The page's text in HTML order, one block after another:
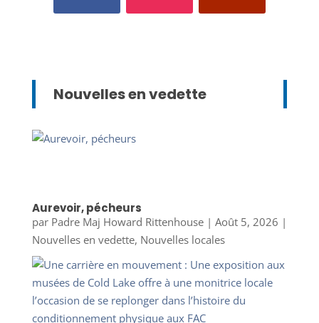
Nouvelles en vedette
Aurevoir, pécheurs
par Padre Maj Howard Rittenhouse| Août 5, 2026 |
Nouvelles en vedette, Nouvelles locales